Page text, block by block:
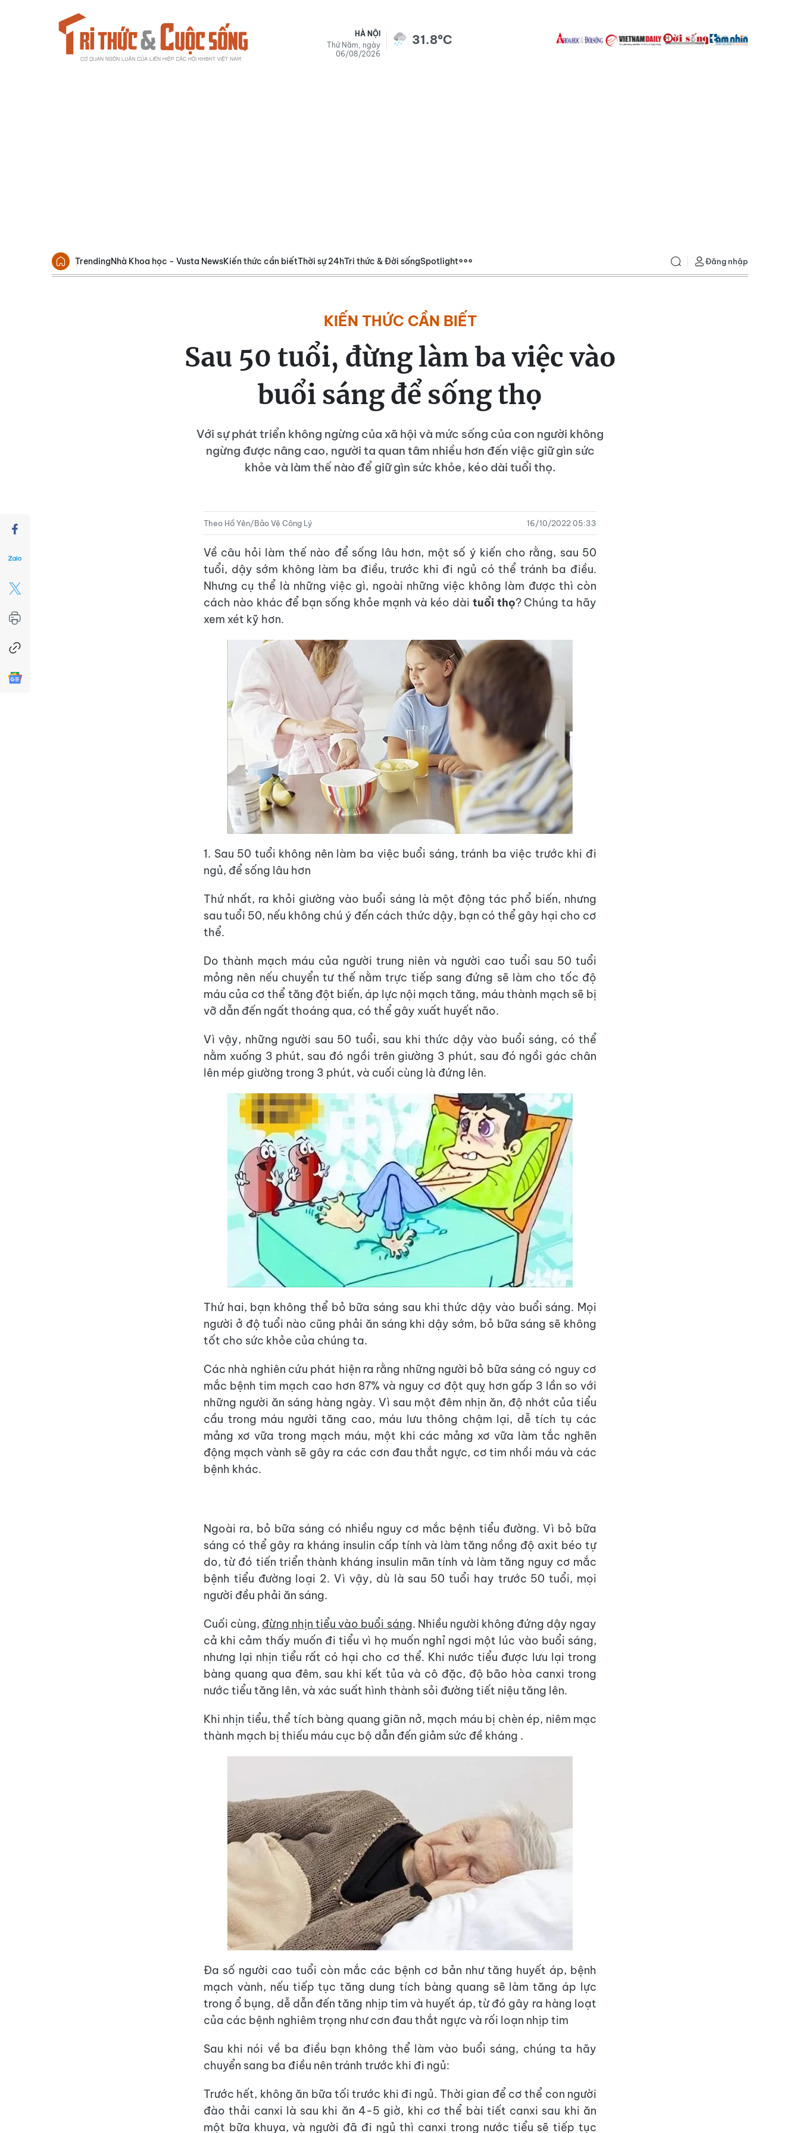
HÀ NỘI
Thứ Năm, ngày
06/08/2026
31.8°C
TrendingNhà Khoa học - Vusta NewsKiến thức cần biếtThời sự 24hTri thức & Đời sốngSpotlight Đăng nhập
KIẾN THỨC CẦN BIẾT
Sau 50 tuổi, đừng làm ba việc vào
buổi sáng để sống thọ
Với sự phát triển không ngừng của xã hội và mức sống của con người không
ngừng được nâng cao, người ta quan tâm nhiều hơn đến việc giữ gìn sức
khỏe và làm thế nào để giữ gìn sức khỏe, kéo dài tuổi thọ.
Theo Hồ Yên/Bảo Vệ Công Lý 16/10/2022 05:33
Về câu hỏi làm thế nào để sống lâu hơn, một số ý kiến cho rằng, sau 50
tuổi, dậy sớm không làm ba điều, trước khi đi ngủ có thể tránh ba điều.
Nhưng cụ thể là những việc gì, ngoài những việc không làm được thì còn
cách nào khác để bạn sống khỏe mạnh và kéo dài tuổi thọ? Chúng ta hãy
xem xét kỹ hơn.
1. Sau 50 tuổi không nên làm ba việc buổi sáng, tránh ba việc trước khi đi
ngủ, để sống lâu hơn
Thứ nhất, ra khỏi giường vào buổi sáng là một động tác phổ biến, nhưng
sau tuổi 50, nếu không chú ý đến cách thức dậy, bạn có thể gây hại cho cơ
thể.
Do thành mạch máu của người trung niên và người cao tuổi sau 50 tuổi
mỏng nên nếu chuyển tư thế nằm trực tiếp sang đứng sẽ làm cho tốc độ
máu của cơ thể tăng đột biến, áp lực nội mạch tăng, máu thành mạch sẽ bị
vỡ dẫn đến ngất thoáng qua, có thể gây xuất huyết não.
Vì vậy, những người sau 50 tuổi, sau khi thức dậy vào buổi sáng, có thể
nằm xuống 3 phút, sau đó ngồi trên giường 3 phút, sau đó ngồi gác chân
lên mép giường trong 3 phút, và cuối cùng là đứng lên.
Thứ hai, bạn không thể bỏ bữa sáng sau khi thức dậy vào buổi sáng. Mọi
người ở độ tuổi nào cũng phải ăn sáng khi dậy sớm, bỏ bữa sáng sẽ không
tốt cho sức khỏe của chúng ta.
Các nhà nghiên cứu phát hiện ra rằng những người bỏ bữa sáng có nguy cơ
mắc bệnh tim mạch cao hơn 87% và nguy cơ đột quỵ hơn gấp 3 lần so với
những người ăn sáng hàng ngày. Vì sau một đêm nhịn ăn, độ nhớt của tiểu
cầu trong máu người tăng cao, máu lưu thông chậm lại, dễ tích tụ các
mảng xơ vữa trong mạch máu, một khi các mảng xơ vữa làm tắc nghẽn
động mạch vành sẽ gây ra các cơn đau thắt ngực, cơ tim nhồi máu và các
bệnh khác.
Ngoài ra, bỏ bữa sáng có nhiều nguy cơ mắc bệnh tiểu đường. Vì bỏ bữa
sáng có thể gây ra kháng insulin cấp tính và làm tăng nồng độ axit béo tự
do, từ đó tiến triển thành kháng insulin mãn tính và làm tăng nguy cơ mắc
bệnh tiểu đường loại 2. Vì vậy, dù là sau 50 tuổi hay trước 50 tuổi, mọi
người đều phải ăn sáng.
Cuối cùng, đừng nhịn tiểu vào buổi sáng. Nhiều người không đứng dậy ngay
cả khi cảm thấy muốn đi tiểu vì họ muốn nghỉ ngơi một lúc vào buổi sáng,
nhưng lại nhịn tiểu rất có hại cho cơ thể. Khi nước tiểu được lưu lại trong
bàng quang qua đêm, sau khi kết tủa và cô đặc, độ bão hòa canxi trong
nước tiểu tăng lên, và xác suất hình thành sỏi đường tiết niệu tăng lên.
Khi nhịn tiểu, thể tích bàng quang giãn nở, mạch máu bị chèn ép, niêm mạc
thành mạch bị thiếu máu cục bộ dẫn đến giảm sức đề kháng .
Đa số người cao tuổi còn mắc các bệnh cơ bản như tăng huyết áp, bệnh
mạch vành, nếu tiếp tục tăng dung tích bàng quang sẽ làm tăng áp lực
trong ổ bụng, dễ dẫn đến tăng nhịp tim và huyết áp, từ đó gây ra hàng loạt
của các bệnh nghiêm trọng như cơn đau thắt ngực và rối loạn nhịp tim
Sau khi nói về ba điều bạn không thể làm vào buổi sáng, chúng ta hãy
chuyển sang ba điều nên tránh trước khi đi ngủ:
Trước hết, không ăn bữa tối trước khi đi ngủ. Thời gian để cơ thể con người
đào thải canxi là sau khi ăn 4-5 giờ, khi cơ thể bài tiết canxi sau khi ăn
một bữa khuya, và người đã đi ngủ thì canxi trong nước tiểu sẽ tiếp tục